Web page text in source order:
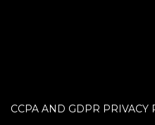
CCPA AND GDPR PRIVACY